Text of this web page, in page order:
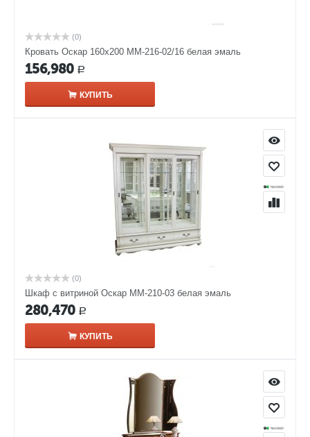
(0)
Кровать Оскар 160х200 ММ-216-02/16 белая эмаль
156,980 Р
КУПИТЬ
(0)
Шкаф с витриной Оскар ММ-210-03 белая эмаль
280,470 Р
КУПИТЬ